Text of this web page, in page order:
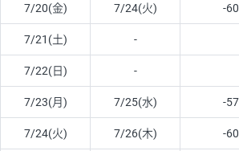
7/20(金) 7/24(火) -60
7/21(土) -
7/22(日) -
7/23(月) 7/25(水) -57
7/24(火) 7/26(木) -60